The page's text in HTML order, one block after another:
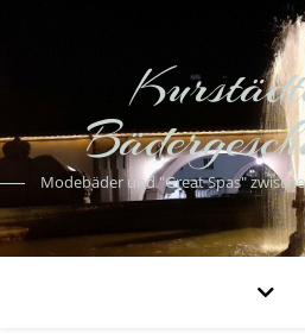
Modebäder und "Great Spas"